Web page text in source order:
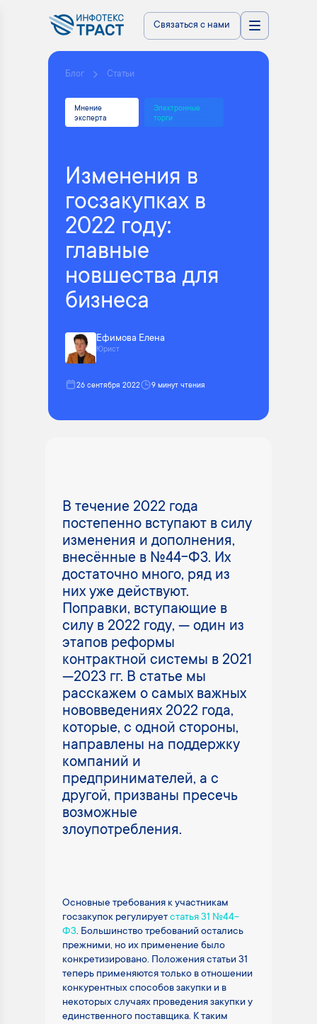
Связаться с нами
Блог Статьи
Мнение
эксперта
Электронные
торги
Изменения в
госзакупках в
2022 году:
главные
новшества для
бизнеса
Ефимова Елена
Юрист
26 сентября 2022 9 минут чтения
В течение 2022 года
постепенно вступают в силу
изменения и дополнения,
внесённые в №44-ФЗ. Их
достаточно много, ряд из
них уже действуют.
Поправки, вступающие в
силу в 2022 году, — один из
этапов реформы
контрактной системы в 2021
—2023 гг. В статье мы
расскажем о самых важных
нововведениях 2022 года,
которые, с одной стороны,
направлены на поддержку
компаний и
предпринимателей, а с
другой, призваны пресечь
возможные
злоупотребления.
Основные требования к участникам
госзакупок регулируетстатья 31 №44-
ФЗ. Большинство требований остались
прежними, но их применение было
конкретизировано. Положения статьи 31
теперь применяются только в отношении
конкурентных способов закупки и в
некоторых случаях проведения закупки у
единственного поставщика. К таким